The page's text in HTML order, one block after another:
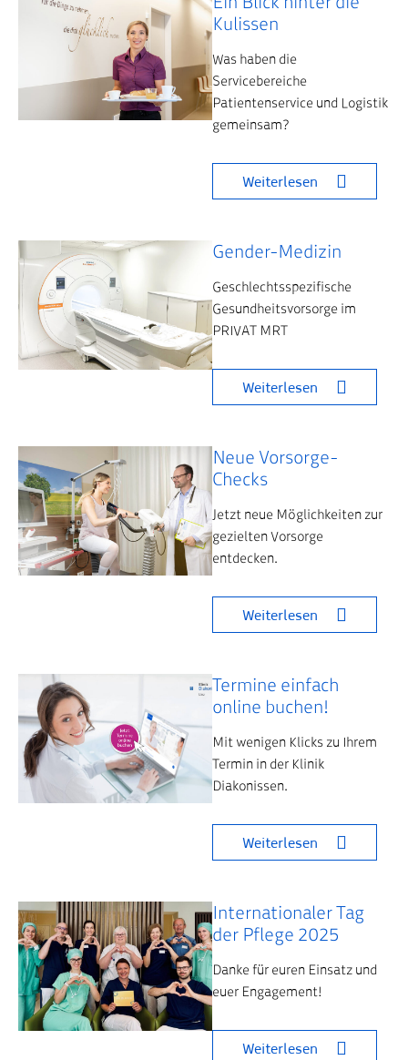
Kulissen
Was haben die
Servicebereiche
Patientenservice und Logistik
gemeinsam?
Weiterlesen
Gender-Medizin
Geschlechtsspezifische
Gesundheitsvorsorge im
PRIVAT MRT
Weiterlesen
Neue Vorsorge-
Checks
Jetzt neue Möglichkeiten zur
gezielten Vorsorge
entdecken.
Weiterlesen
Termine einfach
online buchen!
Mit wenigen Klicks zu Ihrem
Termin in der Klinik
Diakonissen.
Weiterlesen
Internationaler Tag
der Pflege 2025
Danke für euren Einsatz und
euer Engagement!
Weiterlesen